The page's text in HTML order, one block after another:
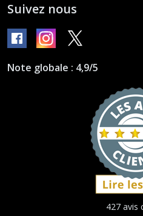
Suivez nous
Note globale : 4,9/5
427 avis